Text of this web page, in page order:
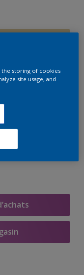
the storing of cookies
site usage, and